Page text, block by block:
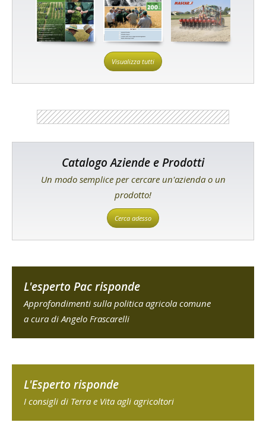
Visualizza tutti
Catalogo Aziende e Prodotti
Un modo semplice per cercare un'azienda o un
prodotto!
Cerca adesso
L'esperto Pac risponde
Approfondimenti sulla politica agricola comune
a cura di Angelo Frascarelli
L'Esperto risponde
I consigli di Terra e Vita agli agricoltori